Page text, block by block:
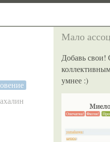
Мало
Добавь свои!
умнее :)